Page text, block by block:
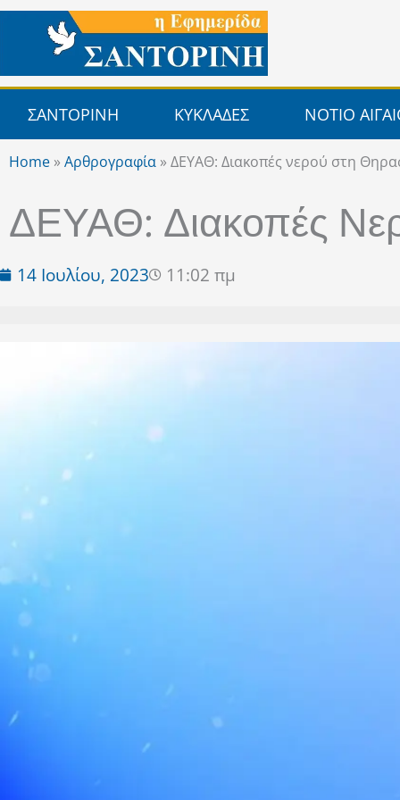
Μετάβαση
περιεχόμενο
ΣΑΝΤΟΡΙΝΗ ΚΥΚΛΑΔΕΣ ΝΟΤΙΟ
Home »Αρθρογραφία »ΔΕΥΑΘ: Διακοπές νερού στη
ΔΕΥΑΘ: Διακοπές
14 Ιουλίου, 2023 11:02 πμ